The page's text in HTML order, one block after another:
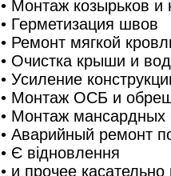
• Монтаж козырьков и
• Герметизация швов
• Ремонт мягкой
• Очистка крыши и
• Усиление
• Монтаж ОСБ и
• Монтаж мансардных
• Аварийный ремонт
• Є відновлення
• и прочее